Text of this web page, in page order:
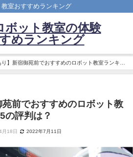
教室おすすめランキング
ボット教室の体験
すめランキング
り】新宿御苑前でおすすめのロボット教室ランキン
苑前でおすすめのロボット教
の評判は？
月18日 2022年7月11日